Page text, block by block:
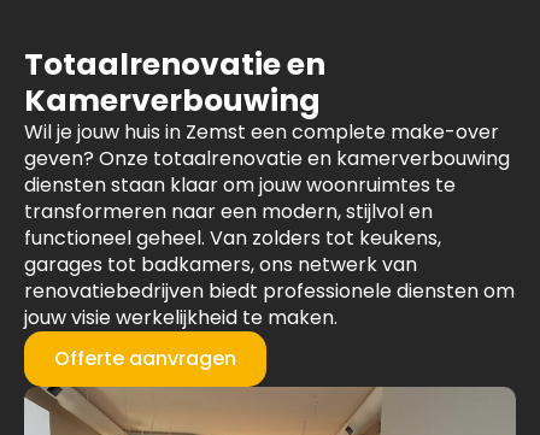
Totaalrenovatie en
Kamerverbouwing
Wil je jouw huis in Zemst een complete make-over
geven? Onze totaalrenovatie en kamerverbouwing
diensten staan klaar om jouw woonruimtes te
transformeren naar een modern, stijlvol en
functioneel geheel. Van zolders tot keukens,
garages tot badkamers, ons netwerk van
renovatiebedrijven biedt professionele diensten om
jouw visie werkelijkheid te maken.
Offerte aanvragen